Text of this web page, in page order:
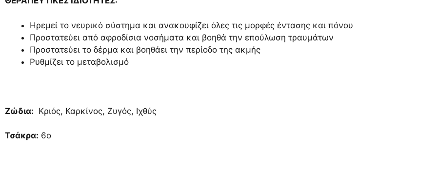
Ηρεμεί το νευρικό σύστημα και ανακουφίζει όλες τις μορφές έντασης και πόνου
Προστατεύει από αφροδίσια νοσήματα και βοηθά την επούλωση τραυμάτων
Προστατεύει το δέρμα και βοηθάει την περίοδο της ακμής
Ρυθμίζει το μεταβολισμό
Ζώδια: Κριός, Καρκίνος, Ζυγός, Ιχθύς
Τσάκρα: 6ο